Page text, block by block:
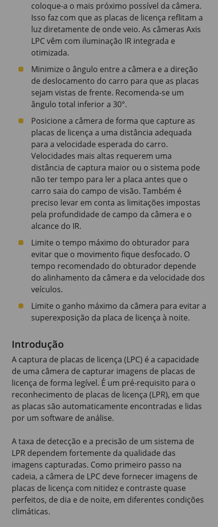
coloque-a o mais próximo possível da câmera.
Isso faz com que as placas de licença reflitam a
luz diretamente de onde veio. As câmeras Axis
LPC vêm com iluminação IR integrada e
otimizada.
Minimize o ângulo entre a câmera e a direção
de deslocamento do carro para que as placas
sejam vistas de frente. Recomenda-se um
ângulo total inferior a 30°.
Posicione a câmera de forma que capture as
placas de licença a uma distância adequada
para a velocidade esperada do carro.
Velocidades mais altas requerem uma
distância de captura maior ou o sistema pode
não ter tempo para ler a placa antes que o
carro saia do campo de visão. Também é
preciso levar em conta as limitações impostas
pela profundidade de campo da câmera e o
alcance do IR.
Limite o tempo máximo do obturador para
evitar que o movimento fique desfocado. O
tempo recomendado do obturador depende
do alinhamento da câmera e da velocidade dos
veículos.
Limite o ganho máximo da câmera para evitar a
superexposição da placa de licença à noite.
Introdução
A captura de placas de licença (LPC) é a capacidade
de uma câmera de capturar imagens de placas de
licença de forma legível. É um pré-requisito para o
reconhecimento de placas de licença (LPR), em que
as placas são automaticamente encontradas e lidas
por um software de análise.
A taxa de detecção e a precisão de um sistema de
LPR dependem fortemente da qualidade das
imagens capturadas. Como primeiro passo na
cadeia, a câmera de LPC deve fornecer imagens de
placas de licença com nitidez e contraste quase
perfeitos, de dia e de noite, em diferentes condições
climáticas.